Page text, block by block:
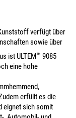
verfügt über
sowie über
ist ULTEM™ 9085
eine hohe
erfüllt es die
eignet sich somit